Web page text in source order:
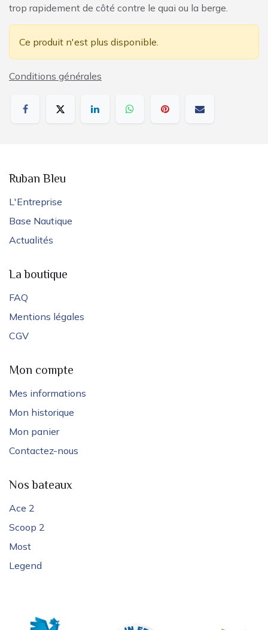
trop rapidement de côté contre le quai ou la berge.
Ce produit n'est plus disponible.
Conditions générales
Ruban Bleu
L'Entreprise
Base Nautique
Actualités
La boutique
FAQ
Mentions légales
CGV
Mon compte
Mes informations
Mon historique
Mon panier
Contactez-nous
Nos bateaux
Ace 2
Scoop 2
Most
Legend